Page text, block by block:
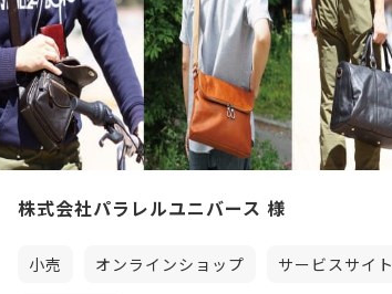
株式会社パラレルユニバース 様
小売 オンラインショップ サービスサイト